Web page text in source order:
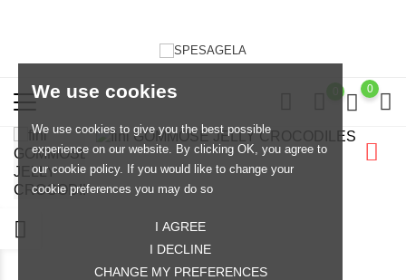
We use cookies
We use cookies to give you the best possible
experience on our website. By clicking OK, you agree to
our cookie policy. If you would like to change your
cookie preferences you may do so
I AGREE
I DECLINE
CHANGE MY PREFERENCES
0